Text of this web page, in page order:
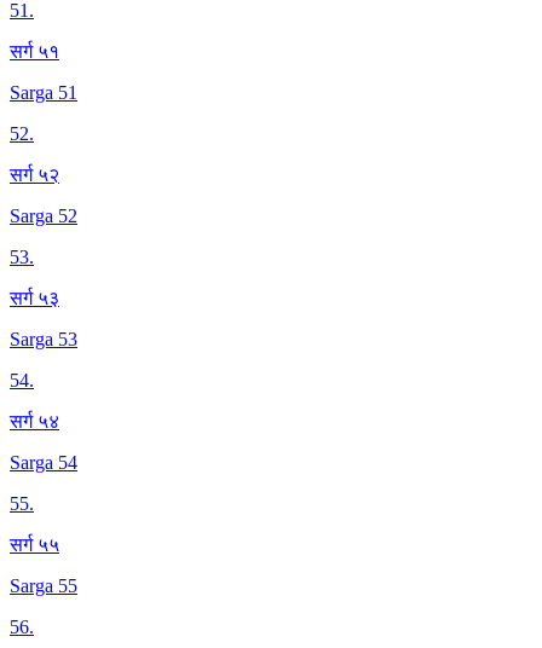
51.
सर्ग ५१
Sarga 51
52.
सर्ग ५२
Sarga 52
53.
सर्ग ५३
Sarga 53
54.
सर्ग ५४
Sarga 54
55.
सर्ग ५५
Sarga 55
56.